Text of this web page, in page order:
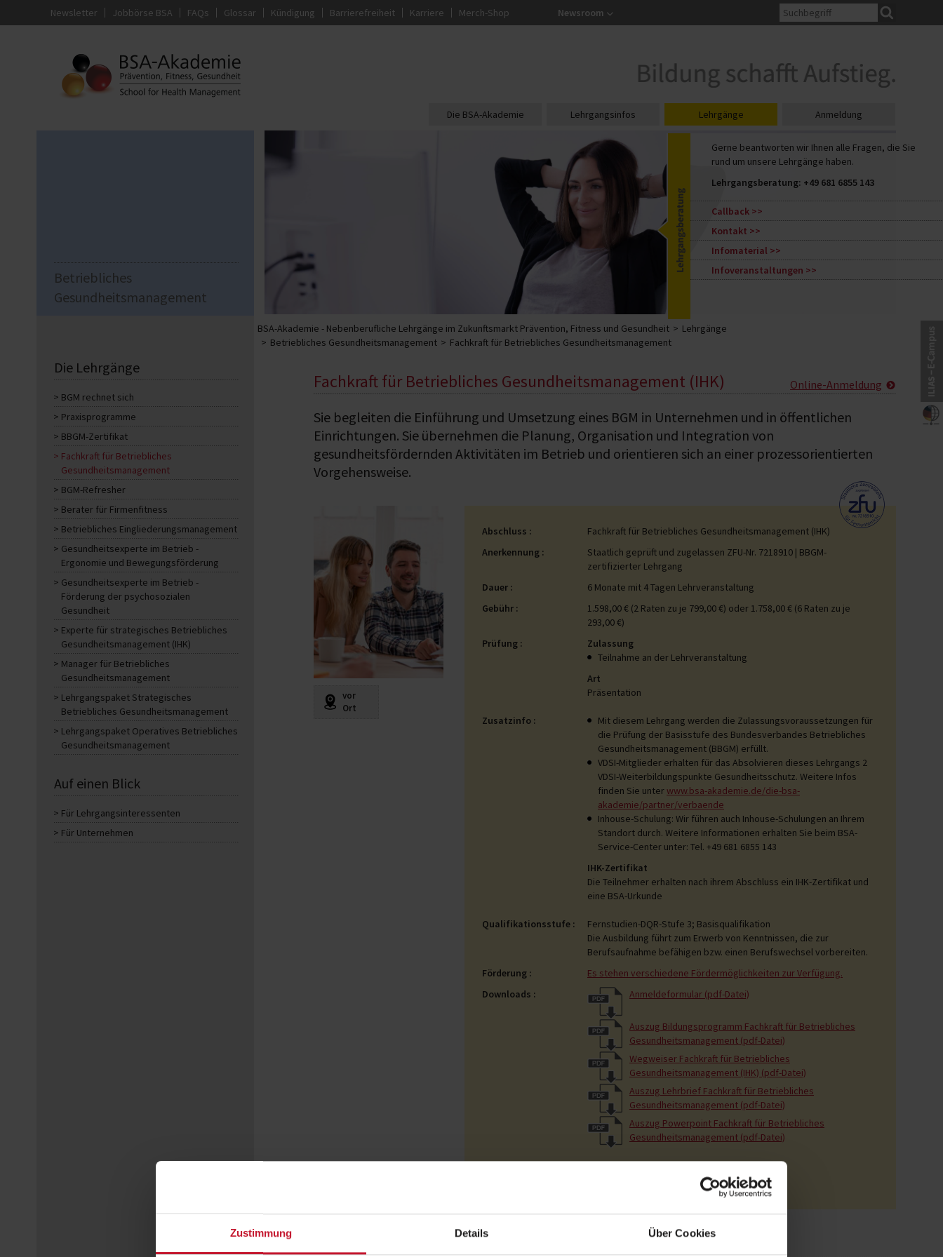
Zustimmung Details Über Cookies
Gerne beantworten wir Ihnen alle Fragen, die Sie
rund um unsere Lehrgänge haben.
Lehrgangsberatung: +49 681 6855 143
Callback
Kontakt
Infomaterial
Infoveranstaltungen
Newsletter Jobbörse BSA FAQs Glossar Kündigung Barrierefreiheit Karriere Merch-Shop Newsroom
Die BSA-Akademie Lehrgangsinfos Lehrgänge Anmeldung
Betriebliches
Gesundheitsmanagement
Die Lehrgänge
BGM rechnet sich
Praxisprogramme
BBGM-Zertifikat
Fachkraft für Betriebliches
Gesundheitsmanagement
BGM-Refresher
Berater für Firmenfitness
Betriebliches Eingliederungsmanagement
Gesundheitsexperte im Betrieb -
Ergonomie und Bewegungsförderung
Gesundheitsexperte im Betrieb -
Förderung der psychosozialen
Gesundheit
Experte für strategisches Betriebliches
Gesundheitsmanagement (IHK)
Manager für Betriebliches
Gesundheitsmanagement
Lehrgangspaket Strategisches
Betriebliches Gesundheitsmanagement
Lehrgangspaket Operatives Betriebliches
Gesundheitsmanagement
Auf einen Blick
Für Lehrgangsinteressenten
Für Unternehmen
BSA-Akademie - Nebenberufliche Lehrgänge im Zukunftsmarkt Prävention, Fitness und Gesundheit
Lehrgänge
Betriebliches Gesundheitsmanagement
Fachkraft für Betriebliches Gesundheitsmanagement
Fachkraft für Betriebliches Gesundheitsmanagement (IHK) Online-Anmeldung
Sie begleiten die Einführung und Umsetzung eines BGM in Unternehmen und in öffentlichen
Einrichtungen. Sie übernehmen die Planung, Organisation und Integration von
gesundheitsfördernden Aktivitäten im Betrieb und orientieren sich an einer prozessorientierten
Vorgehensweise.
vor
Ort
Abschluss
Fachkraft für Betriebliches Gesundheitsmanagement (IHK)
Anerkennung
Staatlich geprüft und zugelassen ZFU-Nr. 7218910 | BBGM-
zertifizierter Lehrgang
Dauer
6 Monate mit 4 Tagen Lehrveranstaltung
Gebühr
1.598,00 € (2 Raten zu je 799,00 €) oder 1.758,00 € (6 Raten zu je
293,00 €)
Prüfung
Zulassung
Teilnahme an der Lehrveranstaltung
Art
Präsentation
Zusatzinfo
Mit diesem Lehrgang werden die Zulassungsvoraussetzungen für
die Prüfung der Basisstufe des Bundesverbandes Betriebliches
Gesundheitsmanagement (BBGM) erfüllt.
VDSI-Mitglieder erhalten für das Absolvieren dieses Lehrgangs 2
VDSI-Weiterbildungspunkte Gesundheitsschutz. Weitere Infos
finden Sie unterwww.bsa-akademie.de/die-bsa-
akademie/partner/verbaende
Inhouse-Schulung: Wir führen auch Inhouse-Schulungen an Ihrem
Standort durch. Weitere Informationen erhalten Sie beim BSA-
Service-Center unter: Tel. +49 681 6855 143
IHK-Zertifikat
Die Teilnehmer erhalten nach ihrem Abschluss ein IHK-Zertifikat und
eine BSA-Urkunde
Qualifikationsstufe
Fernstudien-DQR-Stufe 3; Basisqualifikation
Die Ausbildung führt zum Erwerb von Kenntnissen, die zur
Berufsaufnahme befähigen bzw. einen Berufswechsel vorbereiten.
Förderung
Es stehen verschiedene Fördermöglichkeiten zur Verfügung.
Downloads
Anmeldeformular (pdf-Datei)
Auszug Bildungsprogramm Fachkraft für Betriebliches
Gesundheitsmanagement (pdf-Datei)
Wegweiser Fachkraft für Betriebliches
Gesundheitsmanagement (IHK) (pdf-Datei)
Auszug Lehrbrief Fachkraft für Betriebliches
Gesundheitsmanagement (pdf-Datei)
Auszug Powerpoint Fachkraft für Betriebliches
Gesundheitsmanagement (pdf-Datei)